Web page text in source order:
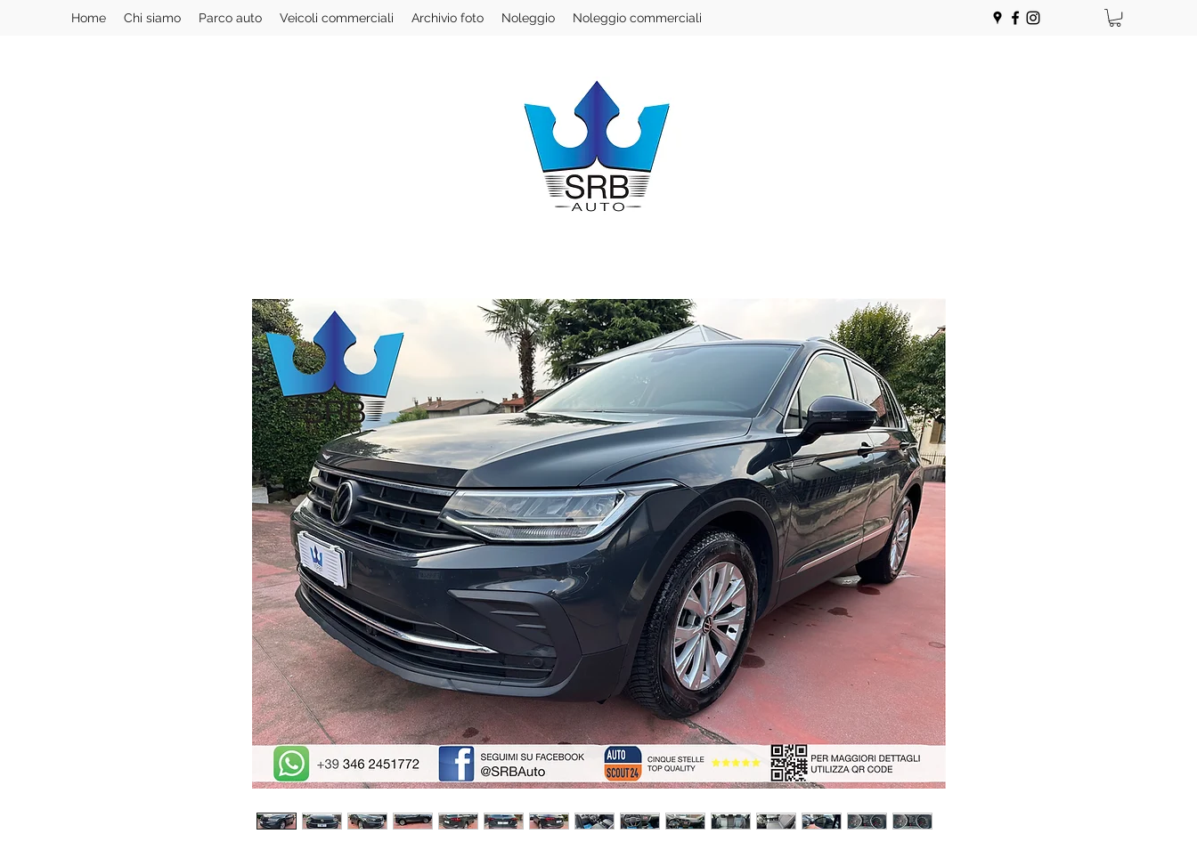
Home Chi siamo Parco auto Veicoli commerciali Archivio foto Noleggio Noleggio commerciali